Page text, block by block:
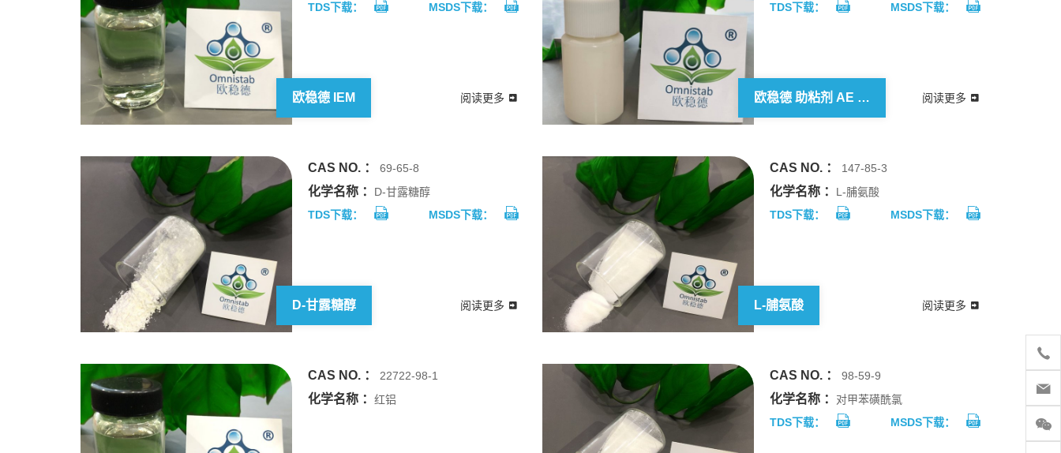
TDS下载：
MSDS下载：
欧稳德 IEM 阅读更多
TDS下载：
MSDS下载：
欧稳德 助粘剂 AE 501 阅读更多
CAS NO. ： 69-65-8
化学名称 ：
D-甘露糖醇
TDS下载：
MSDS下载：
D-甘露糖醇 阅读更多
CAS NO. ： 147-85-3
化学名称 ：
L-脯氨酸
TDS下载：
MSDS下载：
L-脯氨酸 阅读更多
CAS NO. ： 22722-98-1
化学名称 ： 红铝
CAS NO. ： 98-59-9
化学名称 ：
对甲苯磺酰氯
TDS下载：
MSDS下载：